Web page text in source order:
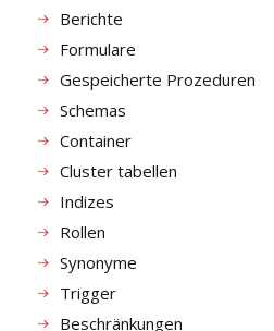
Berichte
Formulare
Gespeicherte Prozeduren
Schemas
Container
Cluster tabellen
Indizes
Rollen
Synonyme
Trigger
Beschränkungen